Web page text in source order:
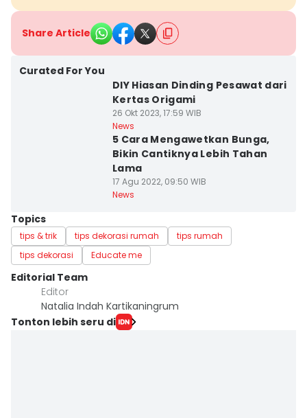
Share Article
Curated For You
DIY Hiasan Dinding Pesawat dari
Kertas Origami
26 Okt 2023, 17:59 WIB
News
5 Cara Mengawetkan Bunga,
Bikin Cantiknya Lebih Tahan
Lama
17 Agu 2022, 09:50 WIB
News
Topics
tips & trik tips dekorasi rumah
tips rumah
tips dekorasi
Educate me
Editorial Team
Editor
Natalia Indah Kartikaningrum
Tonton lebih seru di